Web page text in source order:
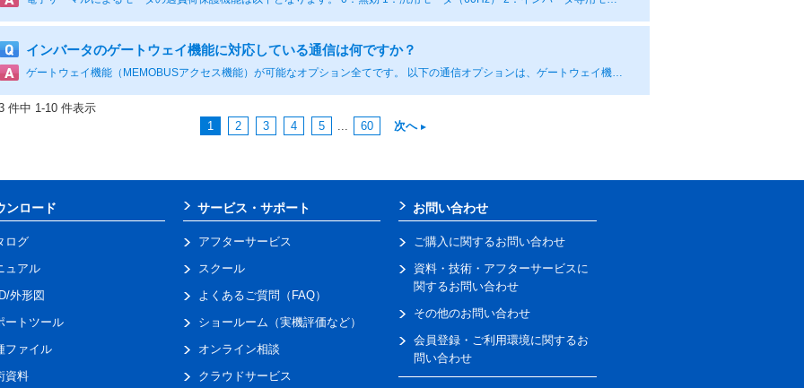
インバータのゲートウェイ機能に対応している通信は何ですか？
ゲートウェイ機能（MEMOBUSアクセス機能）が可能なオプション全てです。 以下の通信オプションは、ゲートウェイ機能に対応しています。 PROFIBUS-DP通信：SI-P3カード PROFINET通信：SI-EP3カード/JOHB-SMP3カード EtehrNet/IP通信：SI-EN3カード/JOHB-SMP3カード EtherCAT通信：SI-ES3カード/JOHB-SMP3カード MECHATROLINK-II通信（MECHATROLINK Ⅱ通信）：SI-T3カード MECHATROLINK-III通信（MECHATROLINK Ⅲ通信）：SI-ET3カード MECHATROLINK-4通信：JOHB-SMP3カード CC-Link通信：SI-C3カード DeviceNet通信：SI-N3カード CANopen通信：SI-S3カード Modbus TCP/IP通信：SI-EM3カード/JOHB-SMP3カード
件中 1-10 件表示
1
2 3 4 5 ... 60 次へ
ンロード
ログ
ュアル
外形図
ートツール
ファイル
資料
サービス・サポート
アフターサービス
スクール
よくあるご質問（FAQ）
ショールーム（実機評価など）
オンライン相談
クラウドサービス
お問い合わせ
ご購入に関するお問い合わせ
資料・技術・アフターサービスに
関するお問い合わせ
その他のお問い合わせ
会員登録・ご利用環境に関するお
問い合わせ